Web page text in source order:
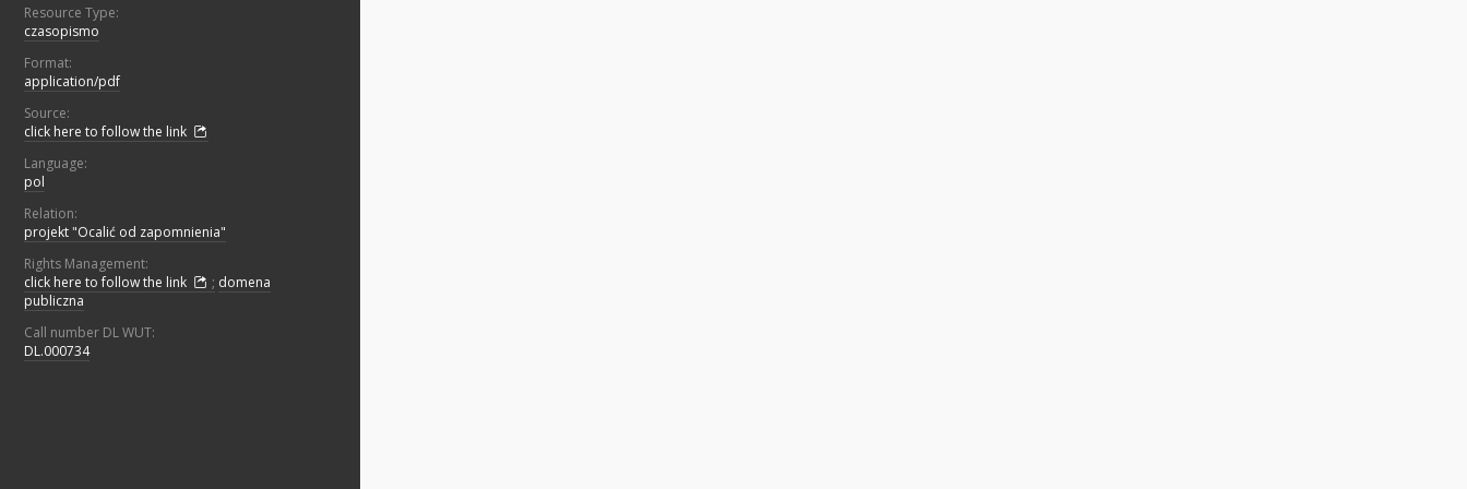
Resource Type:
czasopismo
Format:
application/pdf
Source:
click here to follow the link
Language:
pol
Relation:
projekt "Ocalić od zapomnienia"
Rights Management:
click here to follow the link
; domena
publiczna
Call number DL WUT:
DL.000734